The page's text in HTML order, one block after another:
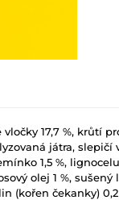
17,7 %, krůtí
játra, slepičí
1,5 %,
olej 1 %, sušený
(kořen čekanky) 0,2